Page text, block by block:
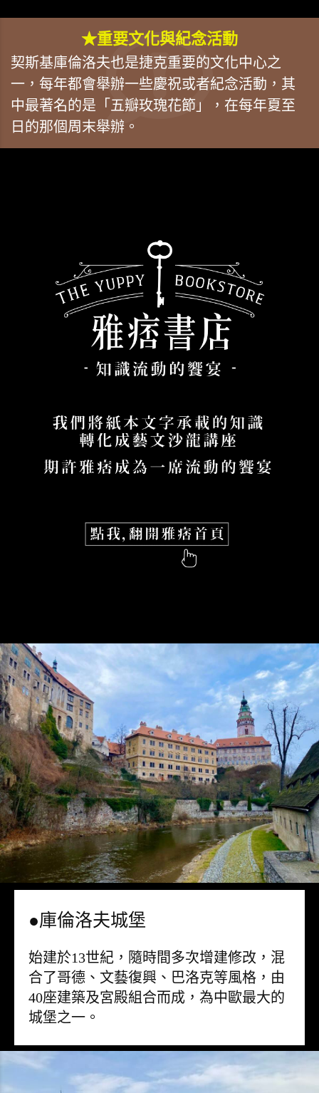
★重要文化與紀念活動
契斯基庫倫洛夫也是捷克重要的文化中心之
一，每年都會舉辦一些慶祝或者紀念活動，其
中最著名的是「五瓣玫瑰花節」，在每年夏至
日的那個周末舉辦。
●庫倫洛夫城堡
始建於13世紀，隨時間多次增建修改，混
合了哥德、文藝復興、巴洛克等風格，由
40座建築及宮殿組合而成，為中歐最大的
城堡之一。